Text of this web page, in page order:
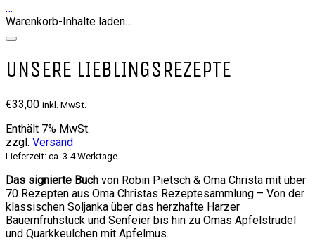
…
Warenkorb-Inhalte laden...
UNSERE LIEBLINGSREZEPTE
€33,00 inkl. MwSt.
Enthält 7% MwSt.
zzgl. Versand
Lieferzeit: ca. 3-4 Werktage
Das signierte Buch von Robin Pietsch & Oma Christa mit über
70 Rezepten aus Oma Christas Rezeptesammlung – Von der
klassischen Soljanka über das herzhafte Harzer
Bauernfrühstück und Senfeier bis hin zu Omas Apfelstrudel
und Quarkkeulchen mit Apfelmus.